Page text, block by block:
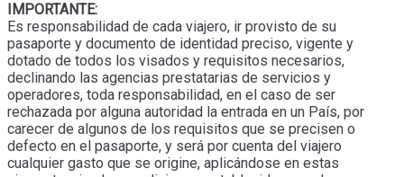
IMPORTANTE:
Es responsabilidad de cada viajero, ir provisto de su
pasaporte y documento de identidad preciso, vigente y
dotado de todos los visados y requisitos necesarios,
declinando las agencias prestatarias de servicios y
operadores, toda responsabilidad, en el caso de ser
rechazada por alguna autoridad la entrada en un País, por
carecer de algunos de los requisitos que se precisen o
defecto en el pasaporte, y será por cuenta del viajero
cualquier gasto que se origine, aplicándose en estas